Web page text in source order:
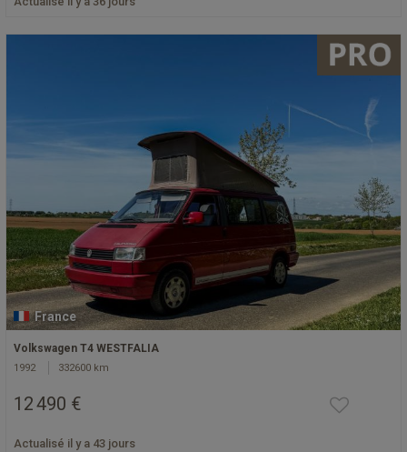
France
Volkswagen T4 WESTFALIA
1992 332600 km
12 490 €
Actualisé il y a 43 jours